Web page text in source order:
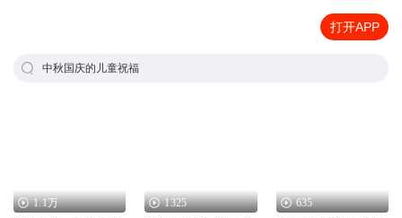
打开APP
中秋国庆的儿童祝福
1.1万 1325 635